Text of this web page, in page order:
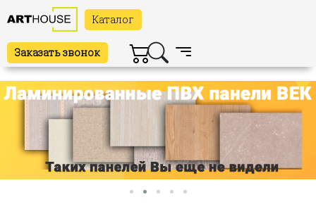
Каталог
Заказать звонок